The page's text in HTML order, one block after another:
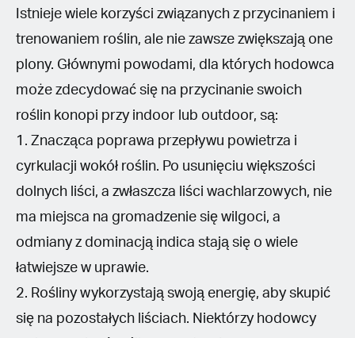
Istnieje wiele korzyści związanych z przycinaniem i
trenowaniem roślin, ale nie zawsze zwiększają one
plony. Głównymi powodami, dla których hodowca
może zdecydować się na przycinanie swoich
roślin konopi przy indoor lub outdoor, są:
1. Znacząca poprawa przepływu powietrza i
cyrkulacji wokół roślin. Po usunięciu większości
dolnych liści, a zwłaszcza liści wachlarzowych, nie
ma miejsca na gromadzenie się wilgoci, a
odmiany z dominacją indica stają się o wiele
łatwiejsze w uprawie.
2. Rośliny wykorzystają swoją energię, aby skupić
się na pozostałych liściach. Niektórzy hodowcy